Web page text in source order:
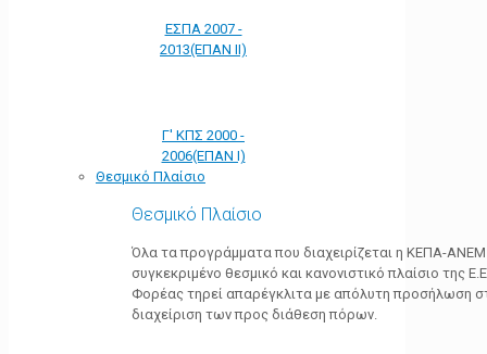
ΕΣΠΑ 2007 -
2013(ΕΠΑΝ ΙΙ)
Γ' ΚΠΣ 2000 -
2006(ΕΠΑΝ Ι)
Θεσμικό Πλαίσιο
Θεσμικό Πλαίσιο
Όλα τα προγράμματα που διαχειρίζεται η ΚΕΠΑ-
συγκεκριμένο θεσμικό και κανονιστικό πλαίσιο της
Φορέας τηρεί απαρέγκλιτα με απόλυτη προσήλωση
διαχείριση των προς διάθεση πόρων.